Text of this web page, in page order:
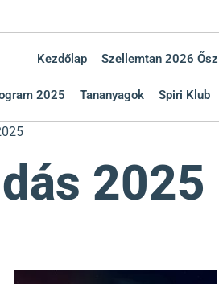
Kezdőlap Szellemtan 2026 Ősz
2025 Tananyagok Spiri Klub
2025